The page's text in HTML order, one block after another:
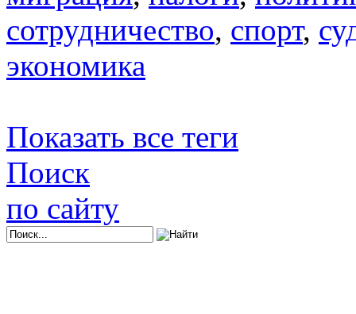
сотрудничество, спорт,
экономика
Показать все теги
Поиск
по сайту